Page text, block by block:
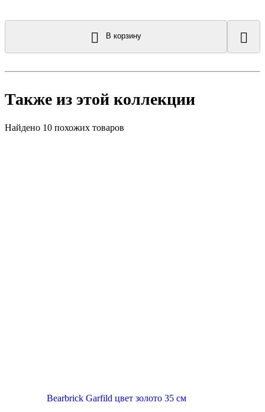
В корзину
Также из этой коллекции
Найдено 10 похожих товаров
Bearbrick Garfild цвет золото 35 см